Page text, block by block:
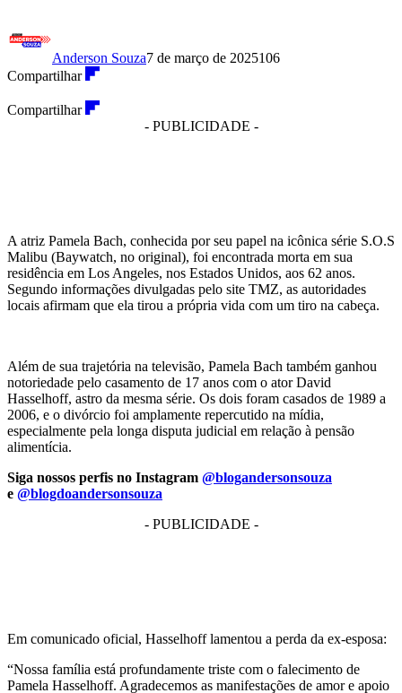
Anderson Souza7 de março de 2025106
Compartilhar
Compartilhar
- PUBLICIDADE -
A atriz Pamela Bach, conhecida por seu papel na icônica série S.O.S
Malibu (Baywatch, no original), foi encontrada morta em sua
residência em Los Angeles, nos Estados Unidos, aos 62 anos.
Segundo informações divulgadas pelo site TMZ, as autoridades
locais afirmam que ela tirou a própria vida com um tiro na cabeça.
Além de sua trajetória na televisão, Pamela Bach também ganhou
notoriedade pelo casamento de 17 anos com o ator David
Hasselhoff, astro da mesma série. Os dois foram casados de 1989 a
2006, e o divórcio foi amplamente repercutido na mídia,
especialmente pela longa disputa judicial em relação à pensão
alimentícia.
Siga nossos perfis no Instagram @blogandersonsouza
e @blogdoandersonsouza
- PUBLICIDADE -
Em comunicado oficial, Hasselhoff lamentou a perda da ex-esposa:
“Nossa família está profundamente triste com o falecimento de
Pamela Hasselhoff. Agradecemos as manifestações de amor e apoio